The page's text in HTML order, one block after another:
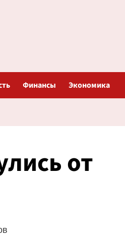
Финансы Экономика
от